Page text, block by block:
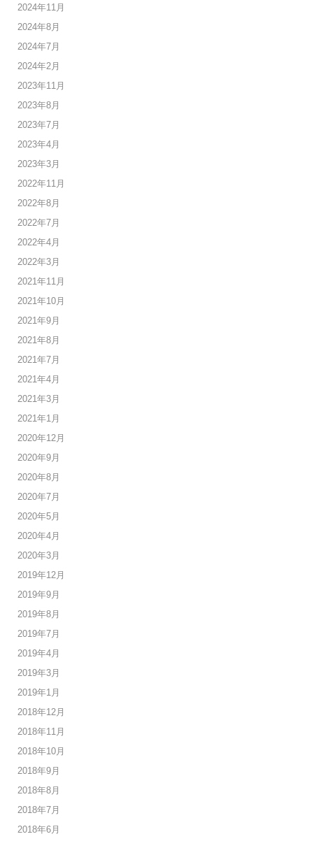
2024年11月
2024年8月
2024年7月
2024年2月
2023年11月
2023年8月
2023年7月
2023年4月
2023年3月
2022年11月
2022年8月
2022年7月
2022年4月
2022年3月
2021年11月
2021年10月
2021年9月
2021年8月
2021年7月
2021年4月
2021年3月
2021年1月
2020年12月
2020年9月
2020年8月
2020年7月
2020年5月
2020年4月
2020年3月
2019年12月
2019年9月
2019年8月
2019年7月
2019年4月
2019年3月
2019年1月
2018年12月
2018年11月
2018年10月
2018年9月
2018年8月
2018年7月
2018年6月